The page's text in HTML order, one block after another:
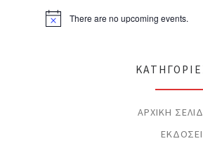
N
There are no upcoming events.
ΑΡΧΙΚΉ